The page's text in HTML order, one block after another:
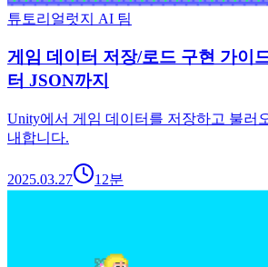
튜토리얼럿지 AI 팀
게임 데이터 저장/로드 구현 가이
터 JSON까지
Unity에서 게임 데이터를 저장하고 불러
내합니다.
2025.03.27 12분